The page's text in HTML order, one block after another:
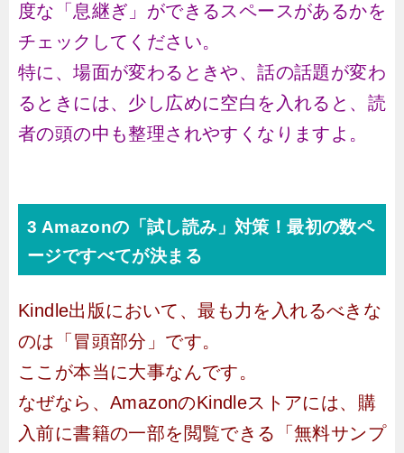
度な「息継ぎ」ができるスペースがあるかを
チェックしてください。
特に、場面が変わるときや、話の話題が変わ
るときには、少し広めに空白を入れると、読
者の頭の中も整理されやすくなりますよ。
3 Amazonの「試し読み」対策！最初の数ペ
ージですべてが決まる
Kindle出版において、最も力を入れるべきな
のは「冒頭部分」です。
ここが本当に大事なんです。
なぜなら、AmazonのKindleストアには、購
入前に書籍の一部を閲覧できる「無料サンプ